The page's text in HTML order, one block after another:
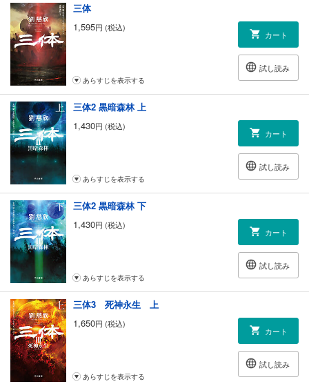
三体
1,595円 (税込)
カート
試し読み
あらすじを表示する
三体2 黒暗森林 上
1,430円 (税込)
カート
試し読み
あらすじを表示する
三体2 黒暗森林 下
1,430円 (税込)
カート
試し読み
あらすじを表示する
三体3 死神永生 上
1,650円 (税込)
カート
試し読み
あらすじを表示する